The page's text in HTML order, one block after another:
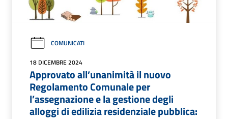
COMUNICATI
18 DICEMBRE 2024
Approvato all’unanimità il nuovo
Regolamento Comunale per
l’assegnazione e la gestione degli
alloggi di edilizia residenziale pubblica: